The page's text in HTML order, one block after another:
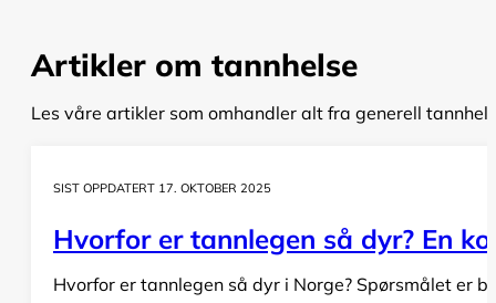
Artikler om tannhelse
Les våre artikler som omhandler alt fra generell
SIST OPPDATERT 17. OKTOBER 2025
Hvorfor er tannlegen så dyr? En
Hvorfor er tannlegen så dyr i Norge? Spørsmålet er